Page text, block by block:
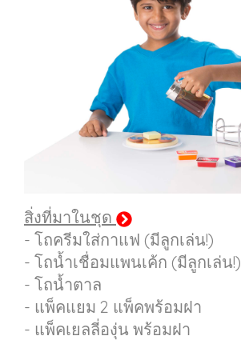
สิ่งที่มาในชุด
- โถครีมใส่กาแฟ (มีลูกเล่น!)
- โถน้ำเชื่อมแพนเค้ก (มีลูกเล่น!)
- โถน้ำตาล
- แพ็คแยม 2 แพ็คพร้อมฝา
- แพ็คเยลลี่องุ่น พร้อมฝา